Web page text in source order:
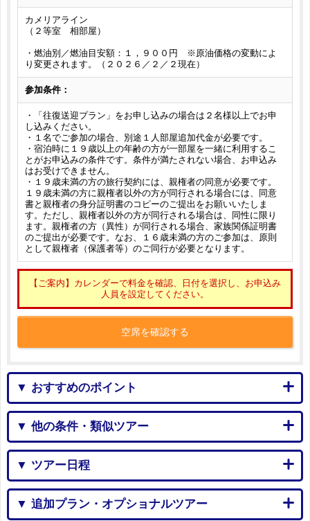
カメリアライン
（２等室 相部屋）
・燃油別／燃油目安額：１，９００円 ※原油価格の変動によ
り変更されます。（２０２６／２／２現在）
参加条件：
・「往復送迎プラン」をお申し込みの場合は２名様以上でお申
し込みください。
・１名でご参加の場合、別途１人部屋追加代金が必要です。
・宿泊時に１９歳以上の年齢の方が一部屋を一緒に利用するこ
とがお申込みの条件です。条件が満たされない場合、お申込み
はお受けできません。
・１９歳未満の方の旅行契約には、親権者の同意が必要です。
１９歳未満の方に親権者以外の方が同行される場合には、同意
書と親権者の身分証明書のコピーのご提出をお願いいたしま
す。ただし、親権者以外の方が同行される場合は、同性に限り
ます。親権者の方（異性）が同行される場合、家族関係証明書
のご提出が必要です。なお、１６歳未満の方のご参加は、原則
として親権者（保護者等）のご同行が必要となります。
【ご案内】カレンダーで料金を確認、日付を選択し、お申込み
人員を設定してください。
空席を確認する
▼ おすすめのポイント
▼ 他の条件・類似ツアー
▼ ツアー日程
▼ 追加プラン・オプショナルツアー